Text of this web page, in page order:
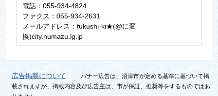
電話：055-934-4824
ファクス：055-934-2631
メールアドレス：fukushi-ki★(@に変
換)city.numazu.lg.jp
広告掲載について
バナー広告は、沼津市が定める基準に基づいて掲
載されますが、掲載内容及び広告主は、市が保証、推奨等をするものではあ